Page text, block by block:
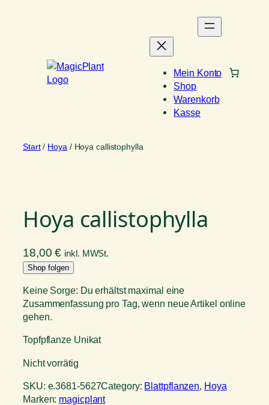
Mein Konto
Shop
Warenkorb
Kasse
Start/ Hoya / Hoya callistophylla
Hoya callistophylla
18,00€ inkl. MWSt.
Shop folgen
Keine Sorge: Du erhältst maximal eine
Zusammenfassung pro Tag, wenn neue Artikel online
gehen.
Topfpflanze Unikat
Nicht vorrätig
SKU: e.3681-5627Category: Blattpflanzen, Hoya
Marken: magicplant